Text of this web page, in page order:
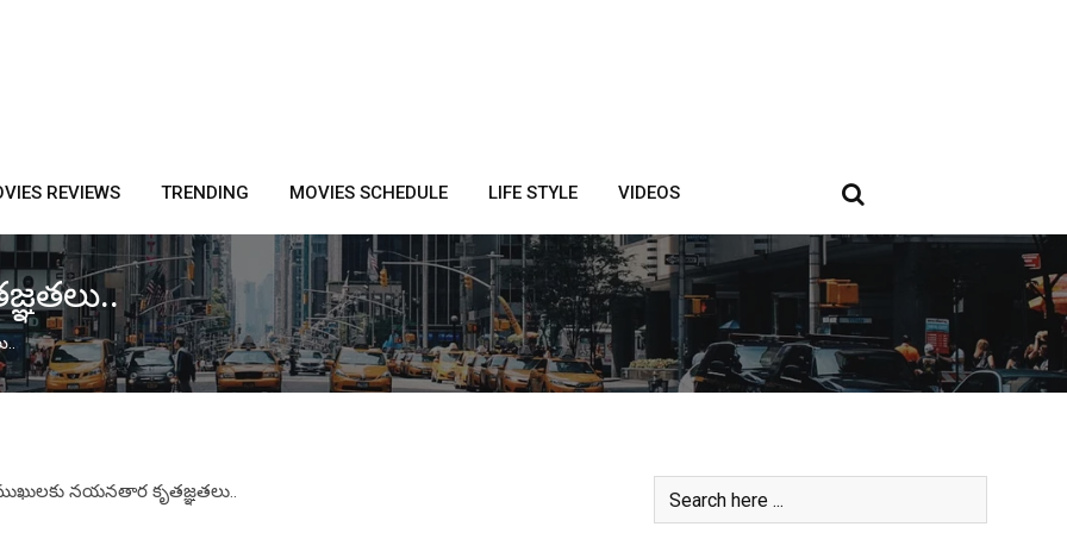
REVIEWS TRENDING MOVIES SCHEDULE LIFE STYLE VIDEOS